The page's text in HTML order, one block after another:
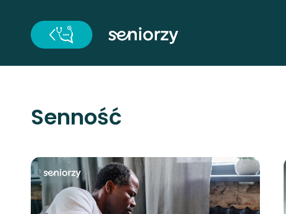
Senność